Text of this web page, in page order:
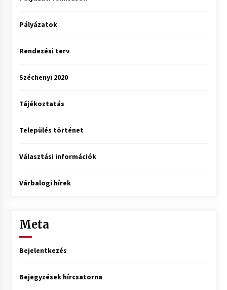
Pályázatok
Rendezési terv
Széchenyi 2020
Tájékoztatás
Település történet
Választási információk
Várbalogi hírek
Meta
Bejelentkezés
Bejegyzések hírcsatorna